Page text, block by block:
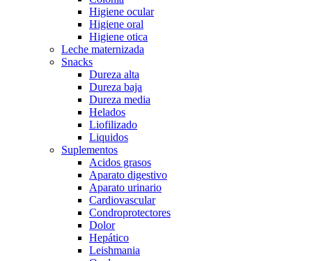
Higiene ocular
Higiene oral
Higiene otica
Leche maternizada
Snacks
Dureza alta
Dureza baja
Dureza media
Helados
Liofilizado
Liquidos
Suplementos
Acidos grasos
Aparato digestivo
Aparato urinario
Cardiovascular
Condroprotectores
Dolor
Hepático
Leishmania